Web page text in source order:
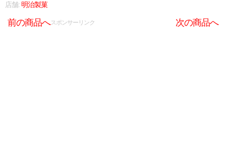
店舗: 明治製菓
前の商品へ 次の商品へ
スポンサーリンク